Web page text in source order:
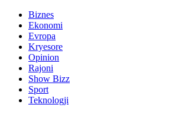
Biznes
Ekonomi
Evropa
Kryesore
Opinion
Rajoni
Show Bizz
Sport
Teknologji